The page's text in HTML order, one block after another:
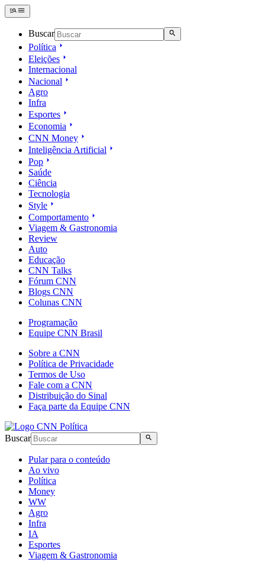
Buscar
Política
Eleições
Internacional
Nacional
Agro
Infra
Esportes
Economia
CNN Money
Inteligência Artificial
Pop
Saúde
Ciência
Tecnologia
Style
Comportamento
Viagem & Gastronomia
Review
Auto
Educação
CNN Talks
Fórum CNN
Blogs CNN
Colunas CNN
Programação
Equipe CNN Brasil
Sobre a CNN
Política de Privacidade
Termos de Uso
Fale com a CNN
Distribuição do Sinal
Faça parte da Equipe CNN
Buscar
Pular para o conteúdo
Ao vivo
Política
Money
WW
Agro
Infra
IA
Esportes
Viagem & Gastronomia